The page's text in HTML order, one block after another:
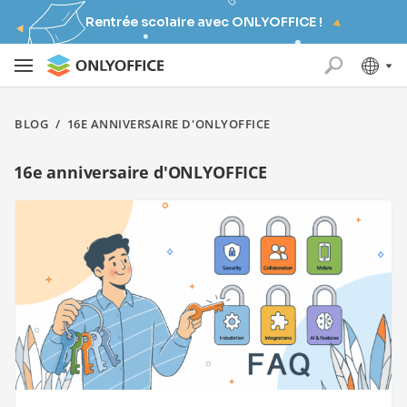
Rentrée scolaire avec ONLYOFFICE !
BLOG / 16E ANNIVERSAIRE D'ONLYOFFICE
16e anniversaire d'ONLYOFFICE